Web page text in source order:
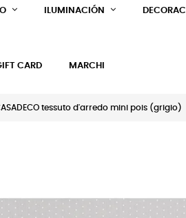
ILUMINACIÓN
CARD MARCHI
tessuto d'arredo mini pois (grigio)